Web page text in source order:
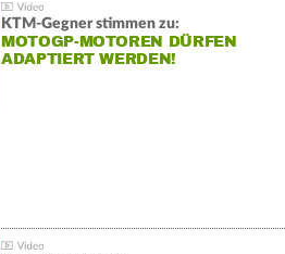
KTM-Gegner stimmen zu:
MOTOGP-MOTOREN DÜRFEN
ADAPTIERT WERDEN!